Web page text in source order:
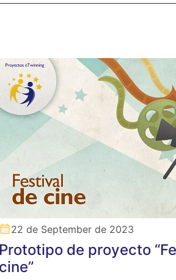
22 de September de 2023
Prototipo de proyecto
cine”